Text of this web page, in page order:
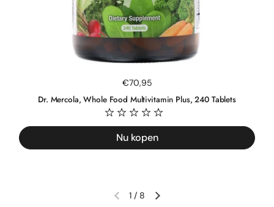
Normale prijs
€70,95
Dr. Mercola, Whole Food Multivitamin Plus, 240 Tablets
Nu kopen
Vorige diaVolgende dia
1 / 8